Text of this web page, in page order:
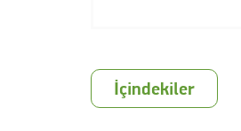
İçindekiler